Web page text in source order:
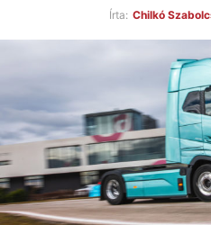
Írta: Chilkó